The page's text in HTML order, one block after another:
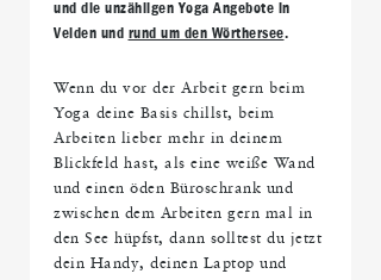
und die unzähligen Yoga Angebote in
Velden und rund um den Wörthersee.
Wenn du vor der Arbeit gern beim
Yoga deine Basis chillst, beim
Arbeiten lieber mehr in deinem
Blickfeld hast, als eine weiße Wand
und einen öden Büroschrank und
zwischen dem Arbeiten gern mal in
den See hüpfst, dann solltest du jetzt
dein Handy, deinen Laptop und